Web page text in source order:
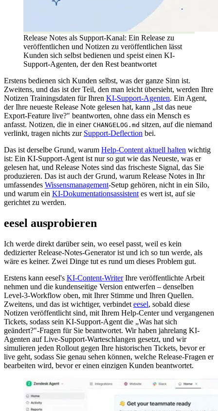
Release Notes als Support-Kanal: Ein Release zu
veröffentlichen und Notizen zu veröffentlichen lässt
Kunden sich selbst bedienen und speist einen KI-
Support-Agenten, der den Rest beantwortet
Erstens bedienen sich Kunden selbst, was der ganze Sinn ist.
Zweitens, und das ist der Teil, den man leicht übersieht, werden Ihre
Notizen Trainingsdaten für Ihren KI-Support-Agenten. Ein Agent,
der Ihre neueste Release Note gelesen hat, kann „Ist das neue
Export-Feature live?" beantworten, ohne dass ein Mensch es
anfasst. Notizen, die in einer CHANGELOG.md sitzen, auf die niemand
verlinkt, tragen nichts zur Support-Deflection bei.
Das ist derselbe Grund, warum Help-Content aktuell halten wichtig
ist: Ein KI-Support-Agent ist nur so gut wie das Neueste, was er
gelesen hat, und Release Notes sind das frischeste Signal, das Sie
produzieren. Das ist auch der Grund, warum Release Notes in Ihr
umfassendes Wissensmanagement-Setup gehören, nicht in ein Silo,
und warum ein KI-Dokumentationsassistent es wert ist, auf sie
gerichtet zu werden.
eesel ausprobieren
Ich werde direkt darüber sein, wo eesel passt, weil es kein
dedizierter Release-Notes-Generator ist und ich so tun werde, als
wäre es keiner. Zwei Dinge tut es rund um dieses Problem gut.
Erstens kann eesel's KI-Content-WriterIhre veröffentlichte Arbeit
nehmen und die kundenseitige Version entwerfen – denselben
Level-3-Workflow oben, mit Ihrer Stimme und Ihren Quellen.
Zweitens, und das ist wichtiger, verbindet eesel, sobald diese
Notizen veröffentlicht sind, mit Ihrem Help-Center und vergangenen
Tickets, sodass sein KI-Support-Agent die „Was hat sich
geändert?"-Fragen für Sie beantwortet. Wir haben jahrelang KI-
Agenten auf Live-Support-Warteschlangen gesetzt, und wir
simulieren jeden Rollout gegen Ihre historischen Tickets, bevor er
live geht, sodass Sie genau sehen können, welche Release-Fragen er
bearbeiten wird, bevor er einen einzigen Kunden beantwortet.